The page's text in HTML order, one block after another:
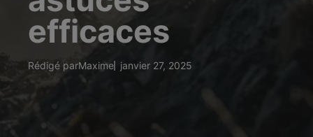
efficaces
Rédigé parMaxime janvier 27, 2025